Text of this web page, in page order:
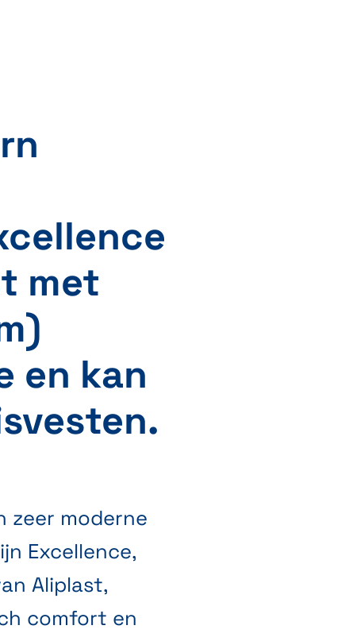
met
en kan
zeer moderne
Excellence,
Aliplast,
comfort en